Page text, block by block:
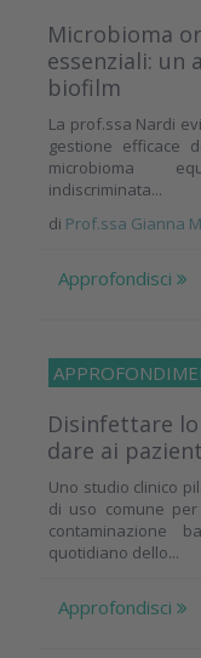
Microbioma
essenziali: un
biofilm
La prof.ssa Nardi
gestione efficace
microbioma
indiscriminata...
di Prof.ssa Gianna
Approfondisci
Disinfettare
dare ai
Uno studio clinico
di uso comune
contaminazione
quotidiano dello...
Approfondisci